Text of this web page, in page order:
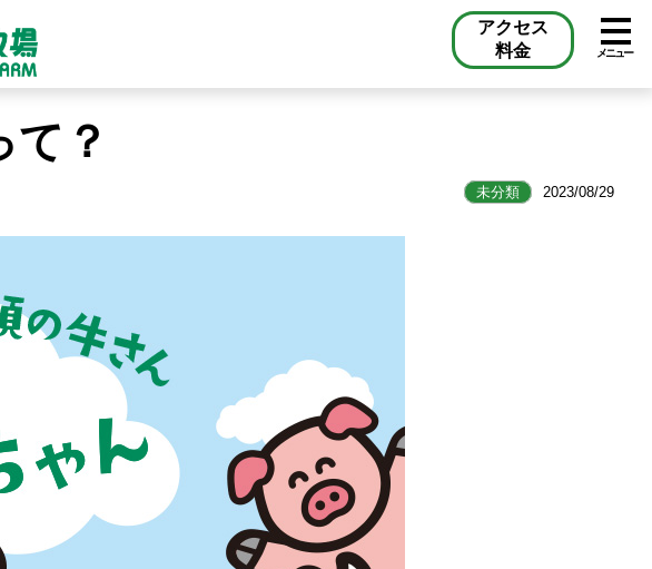
アクセス
料金
メニュー
？
未分類 2023/08/29